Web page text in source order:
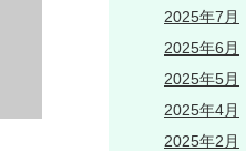
2025年7月
2025年6月
2025年5月
2025年4月
2025年2月